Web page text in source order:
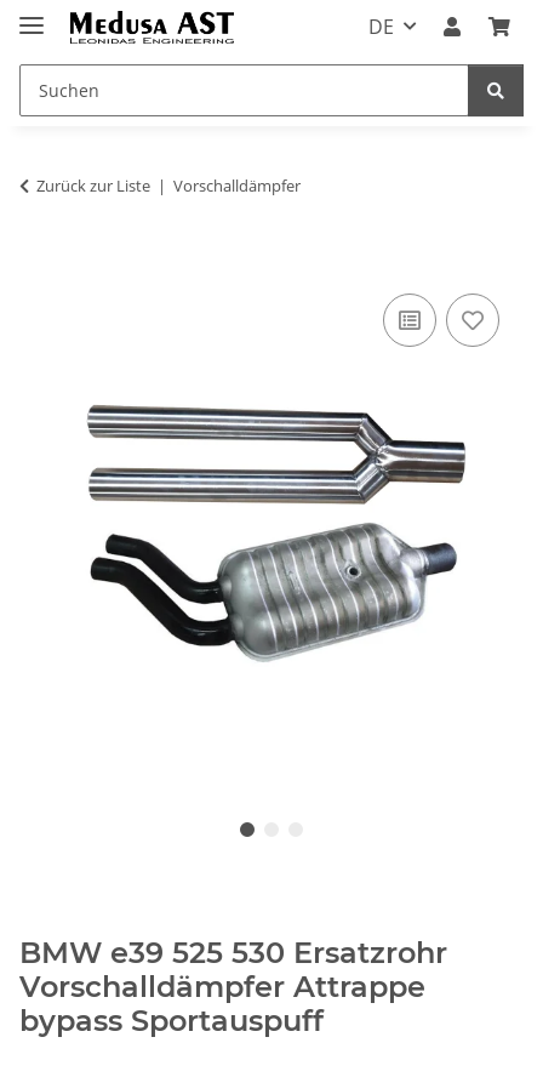
DE
Zurück zur Liste Vorschalldämpfer
BMW e39 525 530 Ersatzrohr
Vorschalldämpfer Attrappe
bypass Sportauspuff